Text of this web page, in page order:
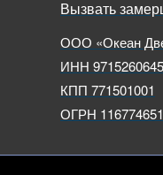
Вызвать
ООО «Океан
ИНН 9715260645
КПП 771501001
ОГРН